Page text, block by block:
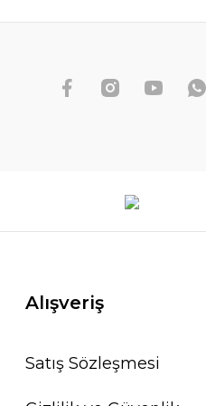
Alışveriş
Satış Sözleşmesi